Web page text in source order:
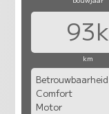
93k
km
Betrouwbaarheid
Comfort
Motor